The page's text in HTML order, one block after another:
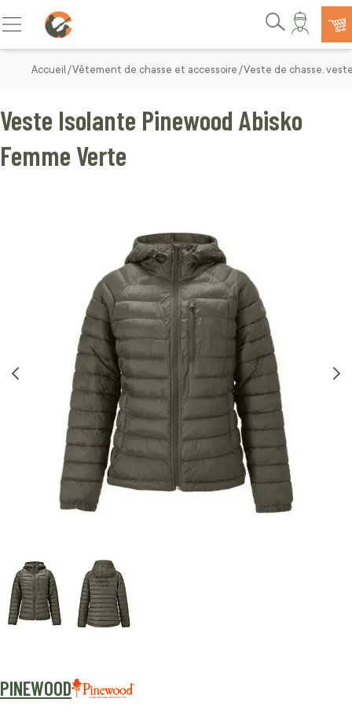
Allez au contenu
Basculer la navigation
Rechercher
Accueil Vêtement de chasse et accessoire Veste de chasse,
PINEWOOD
Veste Isolante Pinewood Abisko
Femme Verte